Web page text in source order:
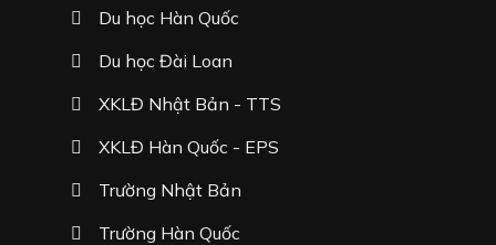
Du học Hàn Quốc
Du học Đài Loan
XKLĐ Nhật Bản - TTS
XKLĐ Hàn Quốc - EPS
Trường Nhật Bản
Trường Hàn Quốc